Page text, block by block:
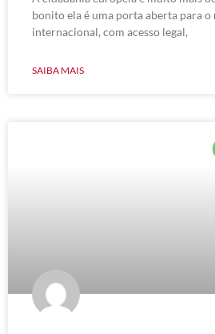
bonito ela é uma porta aberta para
internacional, com acesso legal,
SAIBA MAIS